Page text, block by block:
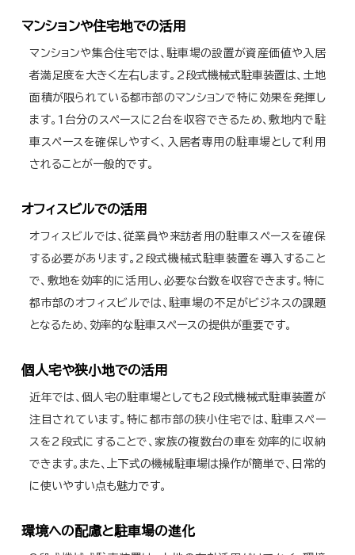
マンションや住宅地での活用
マンションや集合住宅では、駐車場の設置が資産価値や入居
者満足度を大きく左右します。2段式機械式駐車装置は、土地
面積が限られている都市部のマンションで特に効果を発揮し
ます。1台分のスペースに2台を収容できるため、敷地内で駐
車スペースを確保しやすく、入居者専用の駐車場として利用
されることが一般的です。
オフィスビルでの活用
オフィスビルでは、従業員や来訪者用の駐車スペースを確保
する必要があります。2段式機械式駐車装置を導入すること
で、敷地を効率的に活用し、必要な台数を収容できます。特に
都市部のオフィスビルでは、駐車場の不足がビジネスの課題
となるため、効率的な駐車スペースの提供が重要です。
個人宅や狭小地での活用
近年では、個人宅の駐車場としても2段式機械式駐車装置が
注目されています。特に都市部の狭小住宅では、駐車スペー
スを2段式にすることで、家族の複数台の車を効率的に収納
できます。また、上下式の機械駐車場は操作が簡単で、日常的
に使いやすい点も魅力です。
環境への配慮と駐車場の進化